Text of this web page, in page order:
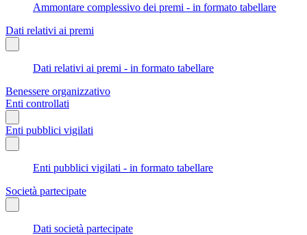
Ammontare complessivo dei premi - in formato tabellare
Dati relativi ai premi
Dati relativi ai premi - in formato tabellare
Benessere organizzativo
Enti controllati
Enti pubblici vigilati
Enti pubblici vigilati - in formato tabellare
Società partecipate
Dati società partecipate